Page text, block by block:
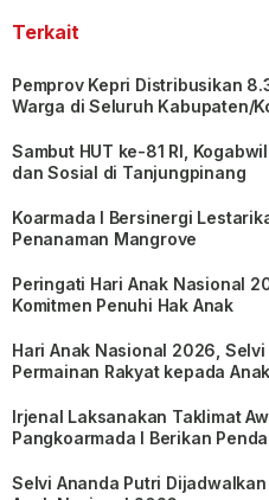
Terkait
Pemprov Kepri Distribusikan
Warga di Seluruh Kabupaten/
Sambut HUT ke-81 RI,
dan Sosial di Tanjungpinang
Koarmada I Bersinergi
Penanaman Mangrove
Peringati Hari Anak Nasional
Komitmen Penuhi Hak Anak
Hari Anak Nasional 2026,
Permainan Rakyat kepada Anak
Irjenal Laksanakan Taklimat
Pangkoarmada I Berikan
Selvi Ananda Putri